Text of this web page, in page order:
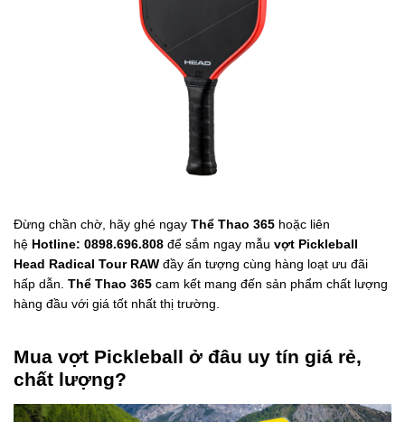
Đừng chần chờ, hãy ghé ngay Thể Thao 365 hoặc liên
hệ Hotline: 0898.696.808 để sắm ngay mẫu vợt Pickleball
Head Radical Tour RAW đầy ấn tượng cùng hàng loạt ưu đãi
hấp dẫn. Thể Thao 365 cam kết mang đến sản phẩm chất lượng
hàng đầu với giá tốt nhất thị trường.
Mua vợt Pickleball ở đâu uy tín giá rẻ,
chất lượng?